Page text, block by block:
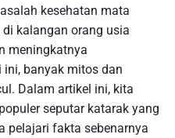
kesehatan mata
kalangan orang usia
meningkatnya
banyak mitos dan
Dalam artikel ini, kita
seputar katarak yang
pelajari fakta sebenarnya